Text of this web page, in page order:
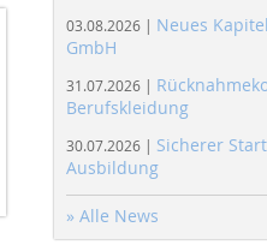
03.08.2026 | Neues
GmbH
31.07.2026 |
Berufskleidung
30.07.2026 | Sicherer
Ausbildung
» Alle News